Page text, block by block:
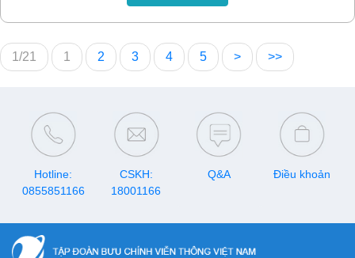
1/21 1 2 3 4 5 > >>
Hotline:
0855851166
CSKH:
18001166
Q&A Điều khoản